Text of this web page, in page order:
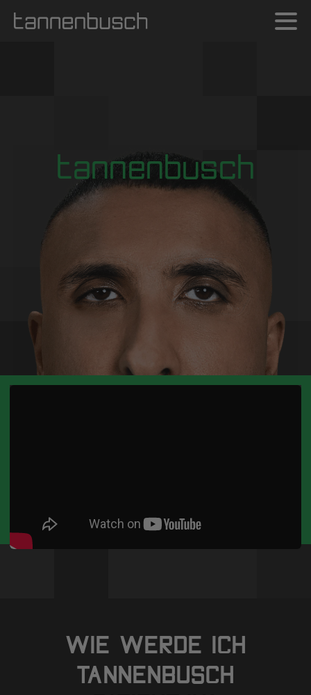
tannenbusch
WIE WERDE ICH
TANNENBUSCH